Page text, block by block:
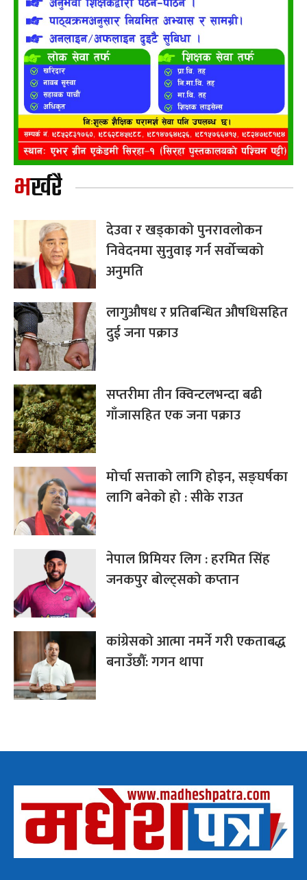
भर्खरै
देउवा र खड्काको पुनरावलोकन
निवेदनमा सुनुवाइ गर्न सर्वोच्चको
अनुमति
लागुऔषध र प्रतिबन्धित औषधिसहित
दुई जना पक्राउ
सप्तरीमा तीन क्विन्टलभन्दा बढी
गाँजासहित एक जना पक्राउ
मोर्चा सत्ताको लागि होइन, सङ्घर्षका
लागि बनेको हो : सीके राउत
नेपाल प्रिमियर लिग : हरमित सिंह
जनकपुर बोल्ट्सको कप्तान
कांग्रेसको आत्मा नमर्ने गरी एकताबद्ध
बनाउँछौँ: गगन थापा